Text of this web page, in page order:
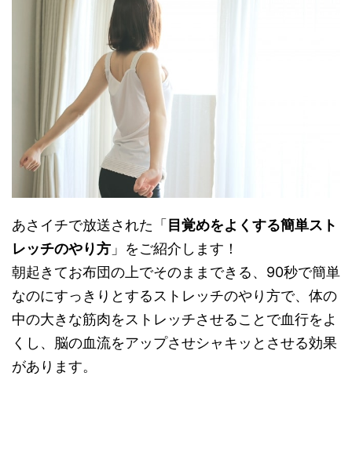
あさイチで放送された「 目覚めをよくする簡単スト
レッチのやり方 」をご紹介します！
朝起きてお布団の上でそのままできる、90秒で簡単
なのにすっきりとするストレッチのやり方で、体の
中の大きな筋肉をストレッチさせることで血行をよ
くし、脳の血流をアップさせシャキッとさせる効果
があります。